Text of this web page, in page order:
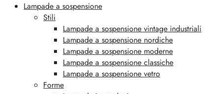
Lampade a sospensione
Stili
Lampade a sospensione vintage industriali
Lampade a sospensione nordiche
Lampade a sospensione moderne
Lampade a sospensione classiche
Lampade a sospensione vetro
Forme